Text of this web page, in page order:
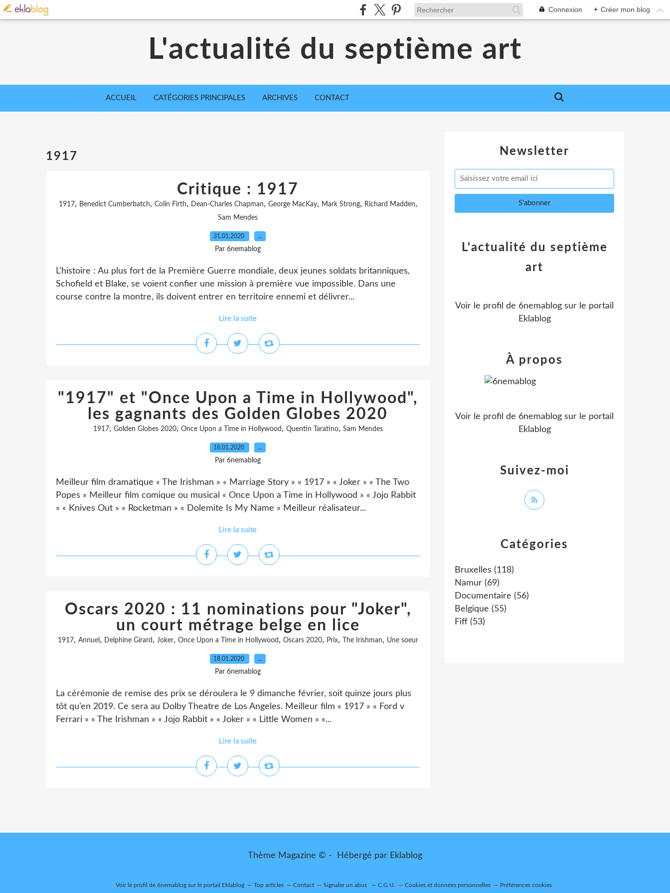
Connexion + Créer mon blog
L'actualité du septième art
ACCUEIL CATÉGORIES PRINCIPALES ARCHIVES CONTACT
1917
Critique : 1917
1917, Benedict Cumberbatch, Colin Firth, Dean-Charles Chapman, George MacKay, Mark Strong, Richard Madden,
Sam Mendes
31.01.2020 …
Par 6nemablog
L’histoire : Au plus fort de la Première Guerre mondiale, deux jeunes soldats britanniques,
Schofield et Blake, se voient confier une mission à première vue impossible. Dans une
course contre la montre, ils doivent entrer en territoire ennemi et délivrer...
Lire la suite
"1917" et "Once Upon a Time in Hollywood",
les gagnants des Golden Globes 2020
1917, Golden Globes 2020, Once Upon a Time in Hollywood , Quentin Taratino, Sam Mendes
18.01.2020 …
Par 6nemablog
Meilleur film dramatique « The Irishman » « Marriage Story » « 1917 » « Joker » « The Two
Popes » Meilleur film comique ou musical « Once Upon a Time in Hollywood » « Jojo Rabbit
» « Knives Out » « Rocketman » « Dolemite Is My Name » Meilleur réalisateur...
Lire la suite
Oscars 2020 : 11 nominations pour "Joker",
un court métrage belge en lice
1917, Annuel, Delphine Girard , Joker, Once Upon a Time in Hollywood , Oscars 2020, Prix, The Irishman, Une soeur
18.01.2020 …
Par 6nemablog
La cérémonie de remise des prix se déroulera le 9 dimanche février, soit quinze jours plus
tôt qu’en 2019. Ce sera au Dolby Theatre de Los Angeles. Meilleur film « 1917 » « Ford v
Ferrari » « The Irishman » « Jojo Rabbit » « Joker » « Little Women » «...
Lire la suite
Newsletter
Catégories
Bruxelles (118)
Namur (69)
Documentaire (56)
Belgique (55)
Fiff (53)
L'actualité du septième
art
Voir le profil de 6nemablog sur le portail
Eklablog
Suivez-moi
À propos
Voir le profil de 6nemablog sur le portail
Eklablog
Thème Magazine © - Hébergé par Eklablog
Voir le profil de 6nemablogsur le portail Eklablog Top articles Contact Signaler un abus C.G.U. Cookies et données personnelles Préférences cookies